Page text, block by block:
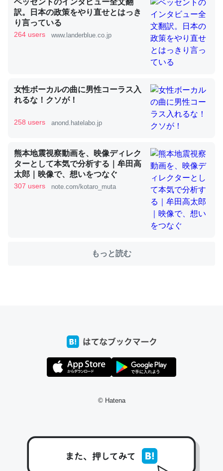
これを元に考えるとカルシウムを大量に使う脊椎動物と貝
─ニュース :: 【研究発表】昆虫学の大問題＝「昆虫はなぜ海にいな
いのか」に関する新仮説
ウチもEchoを実家に置いて４年。でたまに覗いてる。ぼ
ちぼちRingも置こうかと画策中。あと、Googleマップで
位置情報を共有してる。電池残量や充電中かが分かるので
─たまにLINEするくらいだった遠方の父67歳と僕。ITツール導入で
コミュニケーションが劇的に変化した｜tayorini by LIFULL介護
─たまにLINEするくらいだった遠方の父67歳と僕。ITツール導入で
コミュニケーションが劇的に変化した｜tayorini by LIFULL介護
回線代ほとんどかからないですよ。参考：
https://toyoshi.hatenablog.com/entry/2019/05/15/1805
ベッセントのインタビュー全文翻
訳。日本の政策をやり直せとはっき
り言っている
264 users www.landerblue.co.jp
女性ボーカルの曲に男性コーラス入
れるな！クソが！
258 users anond.hatelabo.jp
熊本地震視察動画を、映像ディレク
ターとして本気で分析する｜牟田高
太郎｜映像で、想いをつなぐ
307 users note.com/kotaro_muta
もっと読む
© Hatena